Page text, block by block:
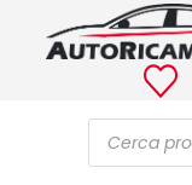
Ricerca
prodotti